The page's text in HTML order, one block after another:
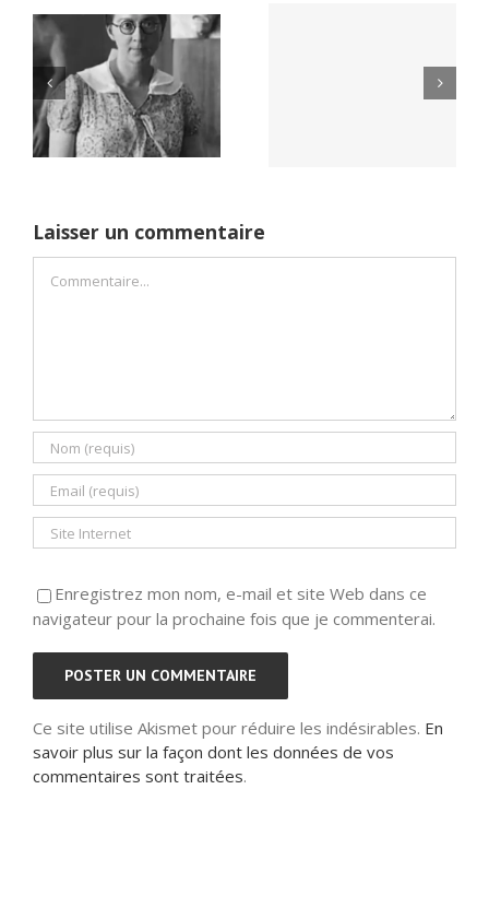
Netflix Field of
Dreams (1989)
Yaïr Golan : une
Laisser un commentaire
Enregistrez mon nom, e-mail et site Web dans ce
navigateur pour la prochaine fois que je commenterai.
Ce site utilise Akismet pour réduire les indésirables. En
savoir plus sur la façon dont les données de vos
commentaires sont traitées.